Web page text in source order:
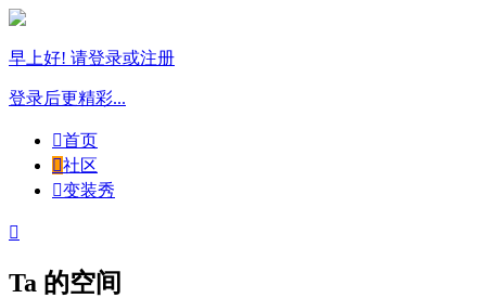
早上好! 请登录或注册
登录后更精彩...
首页
社区
变装秀

Ta 的空间